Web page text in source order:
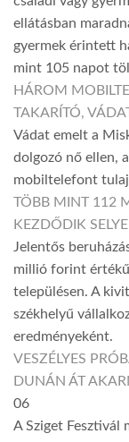
ellátásban
gyermek érintett
mint 105 napot
HÁROM
TAKARÍTÓ,
Vádat emelt a
dolgozó nő ellen,
mobiltelefont
TÖBB MINT 112
KEZDŐDIK
Jelentős
millió forint
településen. A
székhelyű
eredményeként.
VESZÉLYES
DUNÁN ÁT
06
A Sziget Fesztivál